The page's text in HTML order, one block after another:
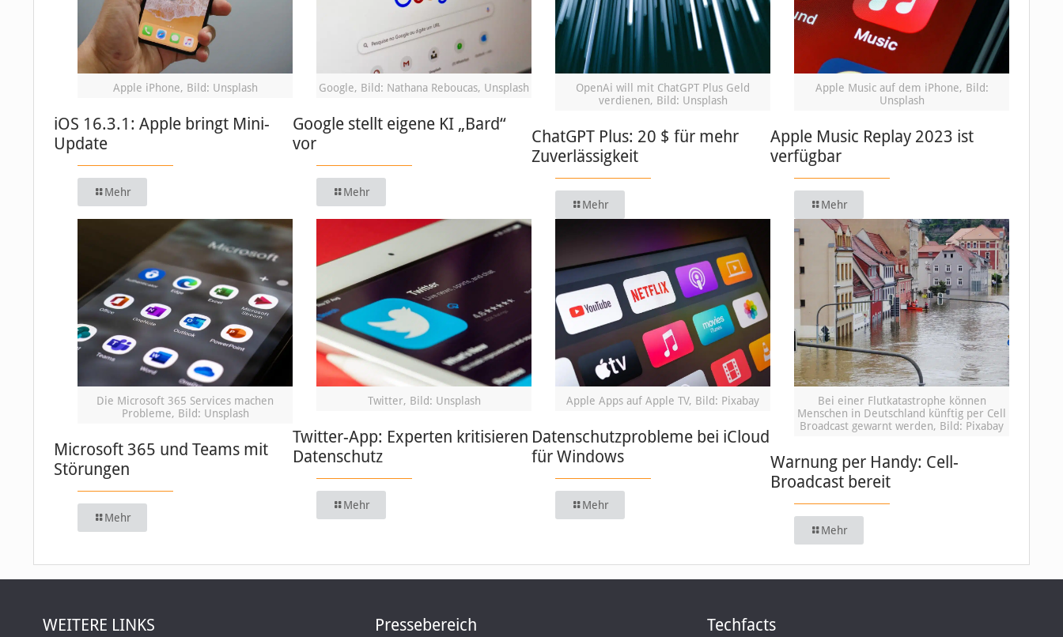
Apple iPhone, Bild: Unsplash
iOS 16.3.1: Apple bringt Mini-
Update
Mehr
Google, Bild: Nathana Reboucas, Unsplash
Google stellt eigene KI „Bard“
vor
Mehr
OpenAi will mit ChatGPT Plus Geld
verdienen, Bild: Unsplash
ChatGPT Plus: 20 $ für mehr
Zuverlässigkeit
Mehr
Apple Music auf dem iPhone, Bild:
Unsplash
Apple Music Replay 2023 ist
verfügbar
Mehr
Die Microsoft 365 Services machen
Probleme, Bild: Unsplash
Microsoft 365 und Teams mit
Störungen
Mehr
Twitter, Bild: Unsplash
Twitter-App: Experten kritisieren
Datenschutz
Mehr
Apple Apps auf Apple TV, Bild: Pixabay
Datenschutzprobleme bei iCloud
für Windows
Mehr
Bei einer Flutkatastrophe können
Menschen in Deutschland künftig per Cell
Broadcast gewarnt werden, Bild: Pixabay
Warnung per Handy: Cell-
Broadcast bereit
Mehr
WEITERE LINKS Pressebereich Techfacts